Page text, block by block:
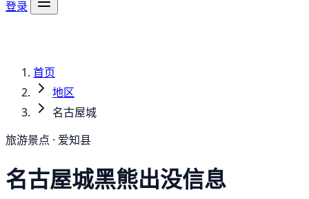
登录
首页
地区
名古屋城
旅游景点 · 爱知县
名古屋城黑熊出没信息